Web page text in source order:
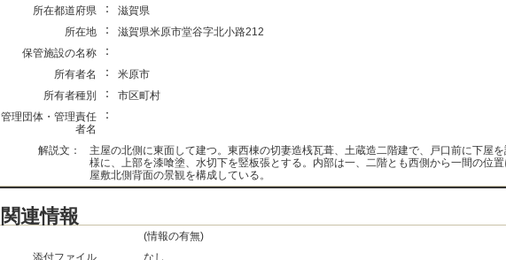
所在都道府県 ：
滋賀県
所在地
：
滋賀県米原市堂谷字北小路212
保管施設の名称
：
所有者名 ：
米原市
所有者種別
：
市区町村
管理団体・管理責任
者名
：
解説文：
主屋の北側に東面して建つ。東西棟の切妻造桟瓦葺、土蔵造二階建で、戸口前に下屋
様に、上部を漆喰塗、水切下を竪板張とする。内部は一、二階とも西側から一間の位
屋敷北側背面の景観を構成している。
関連情報
(情報の有無)
添付ファイル
なし